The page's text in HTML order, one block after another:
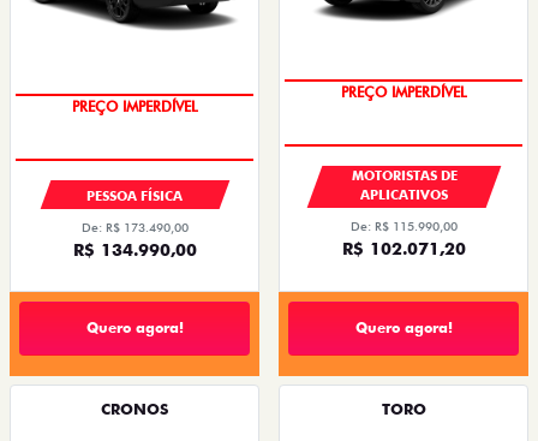
OPORTUNIDADE
PESSOA FÍSICA
De: R$ 173.490,00
R$ 134.990,00
Quero agora!
PREÇO IMPERDÍVEL
MOTORISTAS DE
APLICATIVOS
De: R$ 115.990,00
R$ 102.071,20
Quero agora!
CRONOS TORO